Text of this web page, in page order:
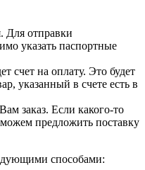
Для отправки
указать паспортные
счет на оплату. Это будет
указанный в счете есть в
заказ. Если какого-то
предложить поставку
способами: